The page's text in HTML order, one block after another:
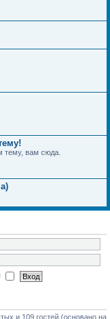
тему, вам сюда.
и 109 гостей (основано на